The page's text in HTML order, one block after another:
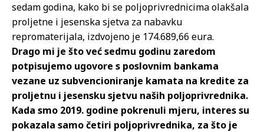
sedam godina, kako bi se poljoprivrednicima olakšala
proljetne i jesenska sjetva za nabavku
repromaterijala, izdvojeno je 174.689,66 eura.
Drago mi je što već sedmu godinu zaredom
potpisujemo ugovore s poslovnim bankama
vezane uz subvencioniranje kamata na kredite za
proljetnu i jesensku sjetvu naših poljoprivrednika.
Kada smo 2019. godine pokrenuli mjeru, interes su
pokazala samo četiri poljoprivrednika, za što je